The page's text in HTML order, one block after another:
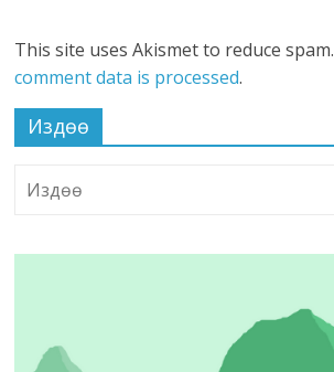
This site uses Akismet to reduce spam.
comment data is processed.
Издөө